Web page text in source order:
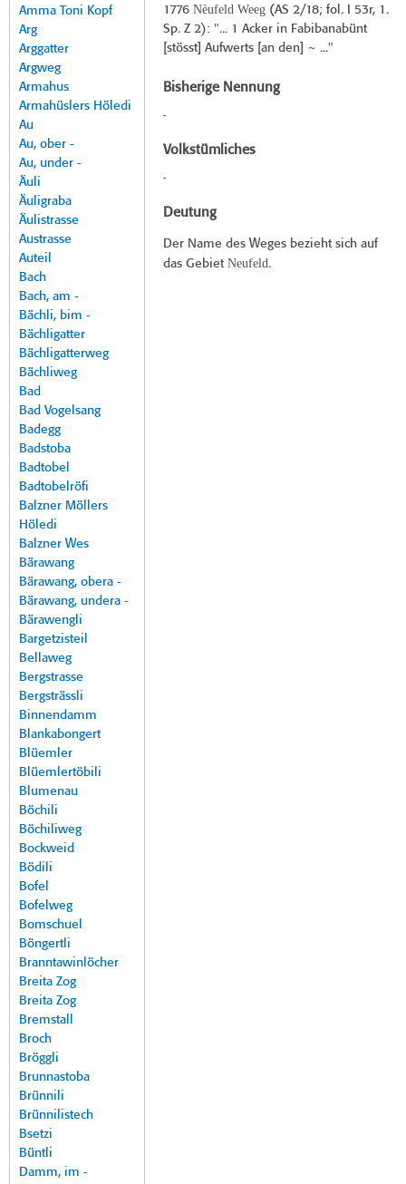
Amma Toni Kopf
Arg
Arggatter
Argweg
Armahus
Armahüslers Höledi
Au
Au, ober -
Au, under -
Äuli
Äuligraba
Äulistrasse
Austrasse
Auteil
Bach
Bach, am -
Bächli, bim -
Bächligatter
Bächligatterweg
Bächliweg
Bad
Bad Vogelsang
Badegg
Badstoba
Badtobel
Badtobelröfi
Balzner Möllers
Höledi
Balzner Wes
Bärawang
Bärawang, obera -
Bärawang, undera -
Bärawengli
Bargetzisteil
Bellaweg
Bergstrasse
Bergsträssli
Binnendamm
Blankabongert
Blüemler
Blüemlertöbili
Blumenau
Böchili
Böchiliweg
Bockweid
Bödili
Bofel
Bofelweg
Bomschuel
Böngertli
Branntawinlöcher
Breita Zog
Breita Zog
Bremstall
Broch
Bröggli
Brunnastoba
Brünnili
Brünnilistech
Bsetzi
Büntli
Damm, im -
1776 Nèufeld Weeg(AS 2/18; fol. I 53r, 1.
Sp. Z 2): "... 1 Acker in Fabibanabünt
[stösst] Aufwerts [an den] ~ ..."
Bisherige Nennung
-
Volkstümliches
-
Deutung
Der Name des Weges bezieht sich auf
das Gebiet Neufeld.